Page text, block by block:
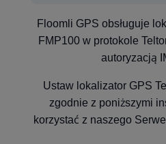
Floomli GPS obsługuje
FMP100 w protokole
autoryzacją
Ustaw lokalizator GPS
zgodnie z poniższymi
korzystać z naszego